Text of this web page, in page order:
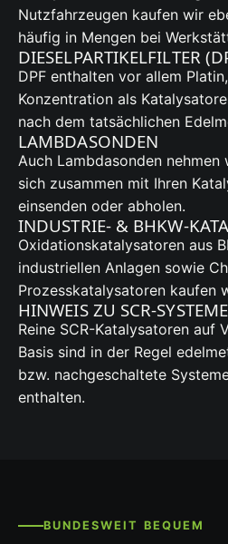
Nutzfahrzeugen kaufen wir
häufig in Mengen bei
DIESELPARTIKELFILTER
DPF enthalten vor allem
Konzentration als
nach dem tatsächlichen
LAMBDASONDEN
Auch Lambdasonden nehmen
sich zusammen mit Ihren
einsenden oder abholen.
INDUSTRIE- & BHKW-
Oxidationskatalysatoren aus
industriellen Anlagen sowie
Prozesskatalysatoren kaufen
HINWEIS ZU SCR-
Reine SCR-Katalysatoren auf
Basis sind in der Regel
bzw. nachgeschaltete
enthalten.
BUNDESWEIT BEQUEM